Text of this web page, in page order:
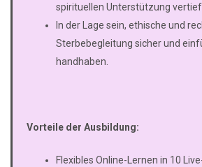
spirituellen Unterstützung
In der Lage sein, ethische und
Sterbebegleitung sicher und
handhaben.
Vorteile der Ausbildung:
Flexibles Online-Lernen in 10